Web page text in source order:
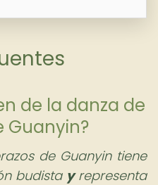
de la danza de
Guanyin?
de Guanyin tiene
budista yrepresenta